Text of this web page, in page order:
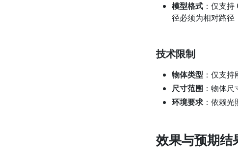
模型格式：仅支持
径必须为相对路径
技术限制
物体类型：仅支持
尺寸范围 ：物体
环境要求：依赖光
效果与预期结